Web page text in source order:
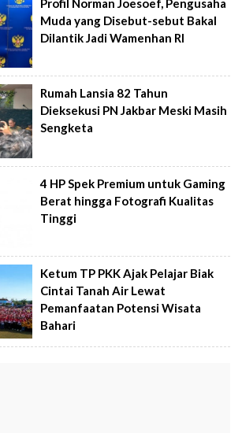
Profil Norman Joesoef, Pengusaha
Muda yang Disebut-sebut Bakal
Dilantik Jadi Wamenhan RI
Rumah Lansia 82 Tahun
Dieksekusi PN Jakbar Meski Masih
Sengketa
4 HP Spek Premium untuk Gaming
Berat hingga Fotografi Kualitas
Tinggi
Ketum TP PKK Ajak Pelajar Biak
Cintai Tanah Air Lewat
Pemanfaatan Potensi Wisata
Bahari